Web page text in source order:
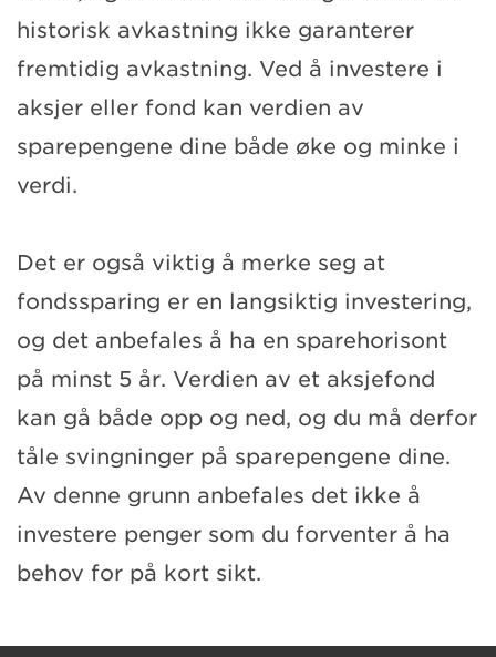
historisk avkastning ikke garanterer
fremtidig avkastning. Ved å investere i
aksjer eller fond kan verdien av
sparepengene dine både øke og minke i
verdi.
Det er også viktig å merke seg at
fondssparing er en langsiktig investering,
og det anbefales å ha en sparehorisont
på minst 5 år. Verdien av et aksjefond
kan gå både opp og ned, og du må derfor
tåle svingninger på sparepengene dine.
Av denne grunn anbefales det ikke å
investere penger som du forventer å ha
behov for på kort sikt.